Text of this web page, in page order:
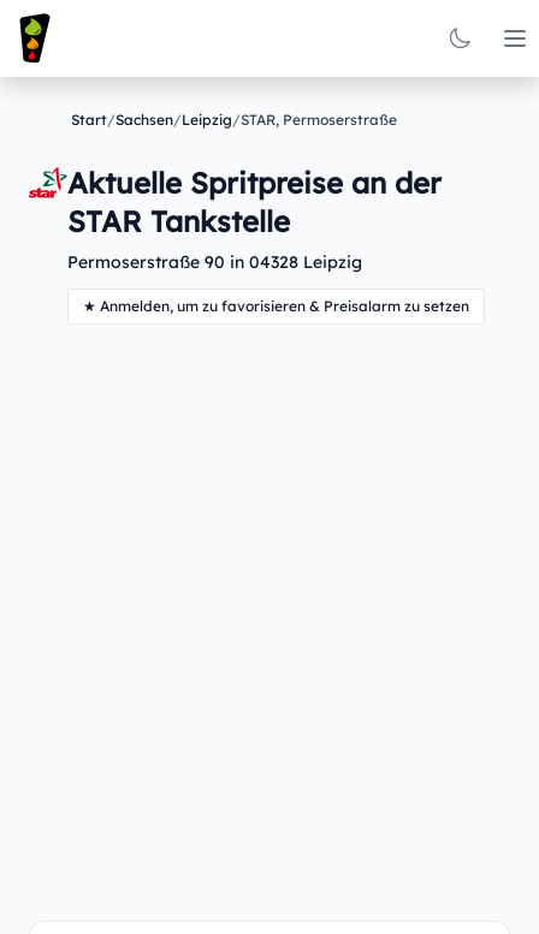
Start/Sachsen/Leipzig/STAR, Permoserstraße
Aktuelle Spritpreise an der
STAR Tankstelle
Permoserstraße 90 in 04328 Leipzig
★ Anmelden, um zu favorisieren & Preisalarm zu setzen